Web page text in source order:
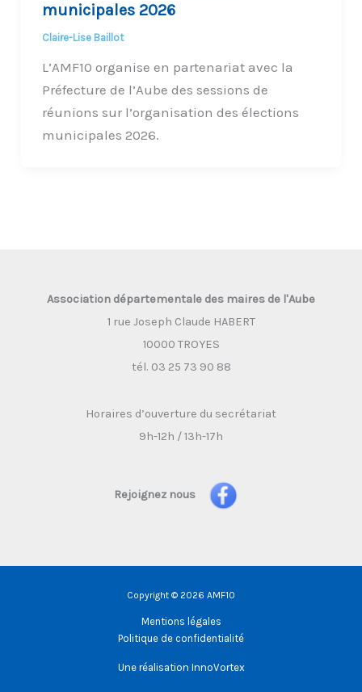
municipales 2026
Claire-Lise Baillot
L’AMF10 organise en partenariat avec la
Préfecture de l’Aube des sessions de
réunions sur l’organisation des élections
municipales 2026.
Association départementale des maires de l'Aube
1 rue Joseph Claude HABERT
10000 TROYES
tél. 03 25 73 90 88
Horaires d’ouverture du secrétariat
9h-12h / 13h-17h
Rejoignez nous
Copyright © 2026 AMF10
Mentions légales
Politique de confidentialité
Une réalisation InnoVortex